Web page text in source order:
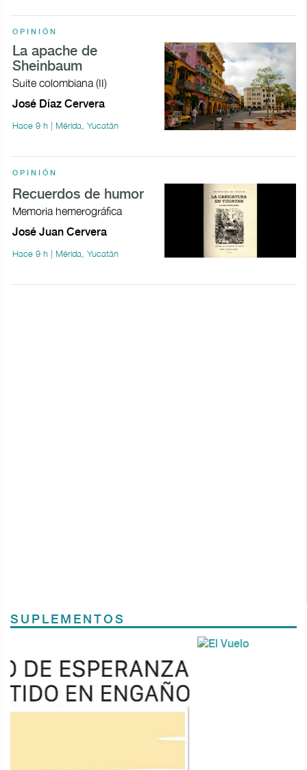
OPINIÓN
La apache de
Sheinbaum
Suite colombiana (II)
José Díaz Cervera
Hace 9 h | Mérida, Yucatán
OPINIÓN
Recuerdos de humor
Memoria hemerográfica
José Juan Cervera
Hace 9 h | Mérida, Yucatán
SUPLEMENTOS
TODOS LOS SUPLEMENTOS